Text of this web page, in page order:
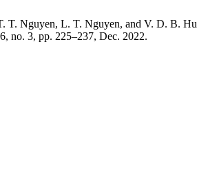
T. Nguyen, L. T. Nguyen, and V. D. B.
no. 3, pp. 225–237, Dec. 2022.